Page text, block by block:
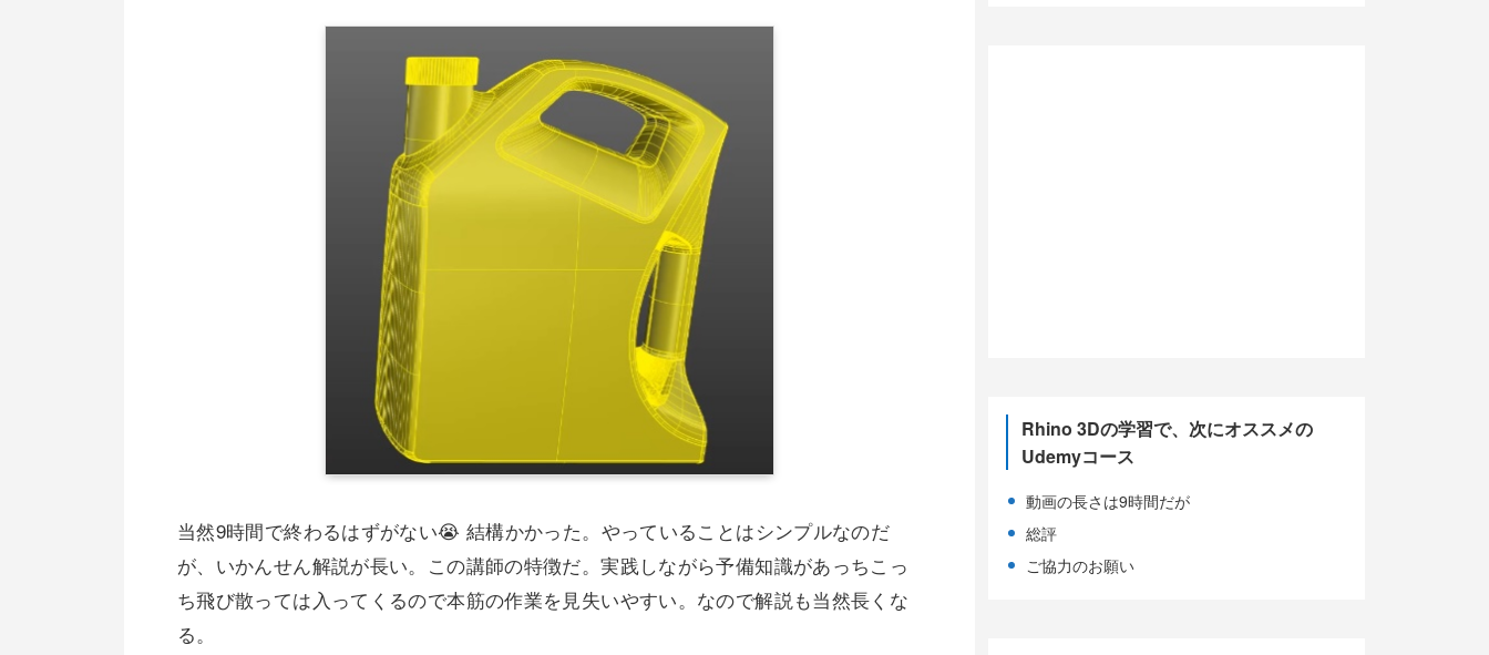
当然9時間で終わるはずがない😭 結構かかった。やっていることはシンプルなのだ
が、いかんせん解説が長い。この講師の特徴だ。実践しながら予備知識があっちこっ
ち飛び散っては入ってくるので本筋の作業を見失いやすい。なので解説も当然長くな
る。
Rhino 3Dの学習で、次にオススメの
Udemyコース
動画の長さは9時間だが
総評
ご協力のお願い